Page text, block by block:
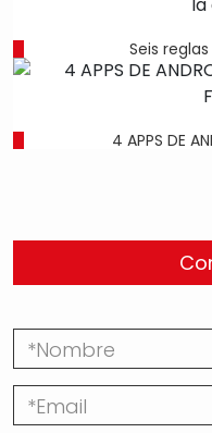
Seis
4 APPS DE